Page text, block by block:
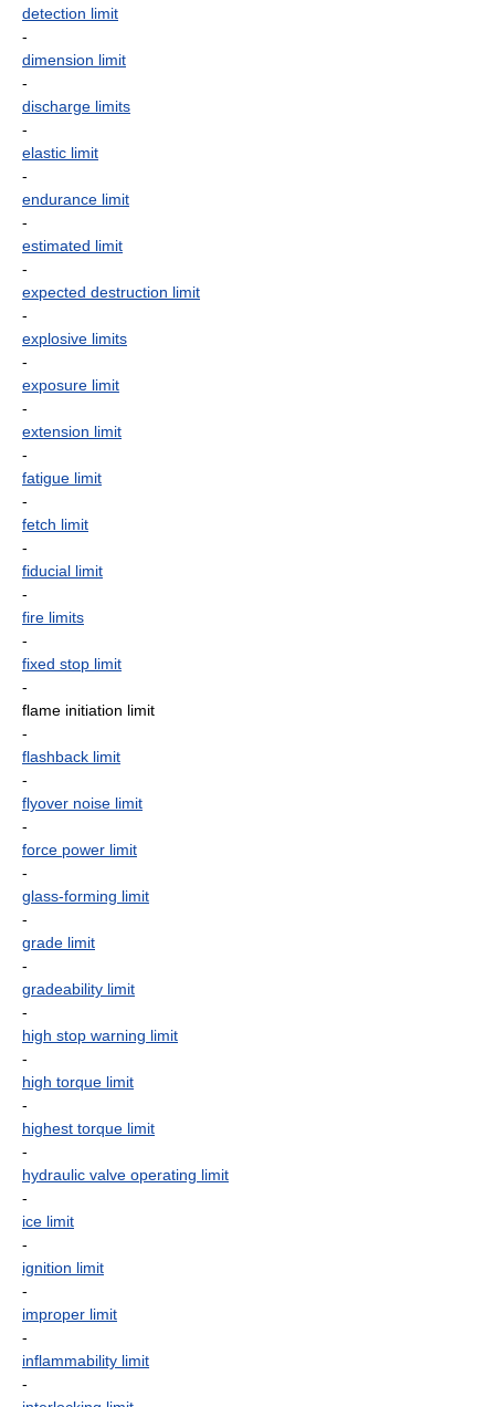
detection limit
-
dimension limit
-
discharge limits
-
elastic limit
-
endurance limit
-
estimated limit
-
expected destruction limit
-
explosive limits
-
exposure limit
-
extension limit
-
fatigue limit
-
fetch limit
-
fiducial limit
-
fire limits
-
fixed stop limit
-
flame initiation limit
-
flashback limit
-
flyover noise limit
-
force power limit
-
glass-forming limit
-
grade limit
-
gradeability limit
-
high stop warning limit
-
high torque limit
-
highest torque limit
-
hydraulic valve operating limit
-
ice limit
-
ignition limit
-
improper limit
-
inflammability limit
-